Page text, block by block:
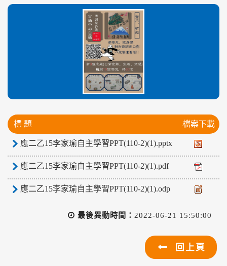
標 題 檔案下載
應二乙15李家瑜自主學習PPT(110-2)(1).pptx
應二乙15李家瑜自主學習PPT(110-2)(1).pdf
應二乙15李家瑜自主學習PPT(110-2)(1).odp
最後異動時間： 2022-06-21 15:50:00
回上頁